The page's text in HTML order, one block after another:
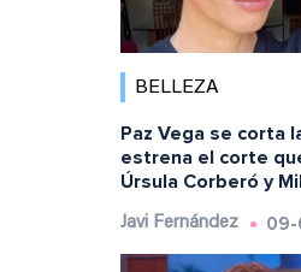
BELLEZA
Paz Vega se corta
estrena el corte
Úrsula Corberó y
Javi Fernández